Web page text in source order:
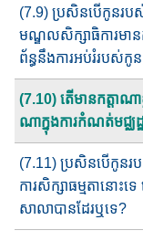
(7.9) ប្រសិនបើកូនរបស់ខ្
មណ្ឌលសិក្សាធិការ​មាន​
ព័ន្ធ​នឹងការអប់រំរបស់កូន
(7.10) តើមានកត្តាណ
ណា​ក្នុងការកំណត់មជ្ឈដ្
(7.11) ប្រសិនបើកូនរ
ការសិក្សាធម្មតានោះ
សាលាបាន​ដែរឬទេ?